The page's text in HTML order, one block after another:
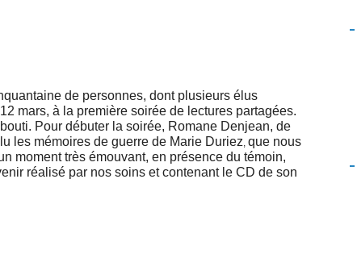
de personnes, dont plusieurs élus
mars, à la première soirée de lectures partagées.
Pour débuter la soirée, Romane Denjean, de
les mémoires de guerre de Marie Duriez, que nous
moment très émouvant, en présence du témoin,
réalisé par nos soins et contenant le CD de son